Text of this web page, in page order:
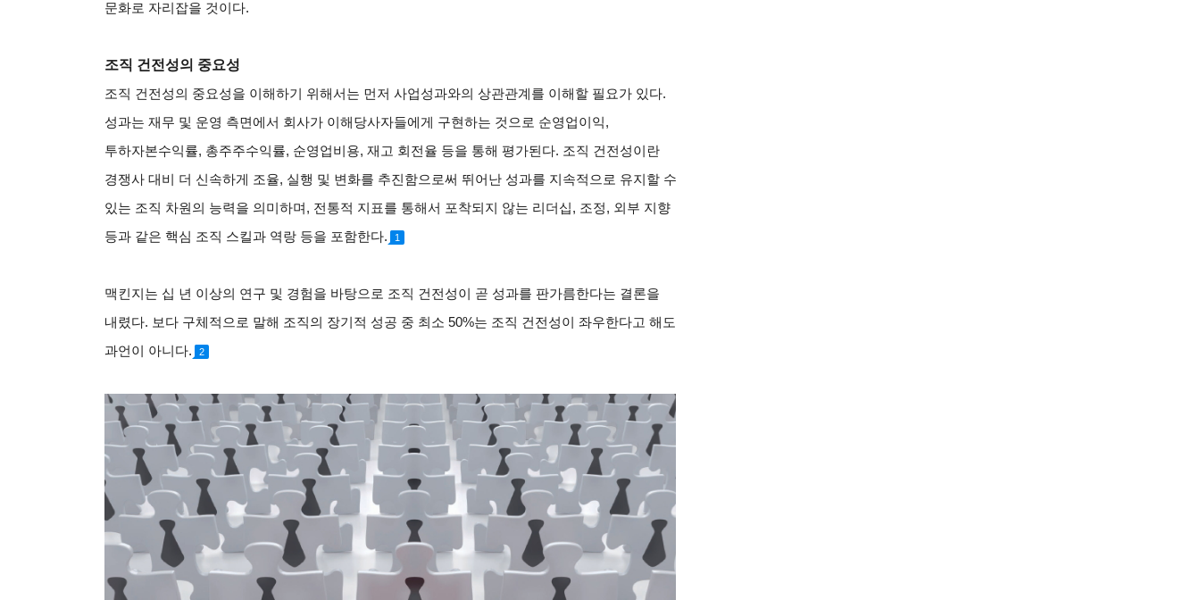
문화로 자리잡을 것이다.
조직 건전성의 중요성
조직 건전성의 중요성을 이해하기 위해서는 먼저 사업성과와의 상관관계를 이해할 필요가 있다.
성과는 재무 및 운영 측면에서 회사가 이해당사자들에게 구현하는 것으로 순영업이익,
투하자본수익률, 총주주수익률, 순영업비용, 재고 회전율 등을 통해 평가된다. 조직 건전성이란
경쟁사 대비 더 신속하게 조율, 실행 및 변화를 추진함으로써 뛰어난 성과를 지속적으로 유지할 수
있는 조직 차원의 능력을 의미하며, 전통적 지표를 통해서 포착되지 않는 리더십, 조정, 외부 지향
등과 같은 핵심 조직 스킬과 역랑 등을 포함한다.
1
맥킨지는 십 년 이상의 연구 및 경험을 바탕으로 조직 건전성이 곧 성과를 판가름한다는 결론을
내렸다. 보다 구체적으로 말해 조직의 장기적 성공 중 최소 50%는 조직 건전성이 좌우한다고 해도
과언이 아니다.
2